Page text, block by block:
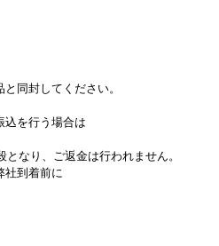
してください。
行う場合は
ご返金は行われません。
着前に